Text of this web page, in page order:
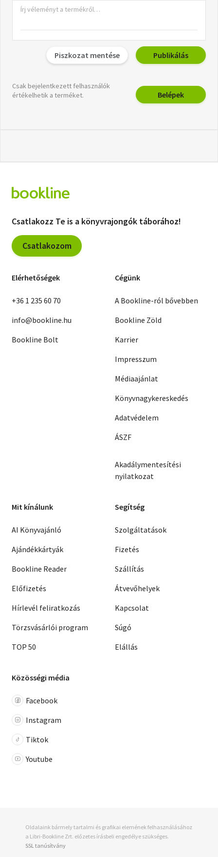
Piszkozat mentése Publikálás
Csak bejelentkezett felhasználók
értékelhetik a terméket.
Belépek
Csatlakozz Te is a könyvrajongók táborához!
Csatlakozom
Elérhetőségek
+36 1 235 60 70
info@bookline.hu
Bookline Bolt
Cégünk
A Bookline-ról bővebben
Bookline Zöld
Karrier
Impresszum
Médiaajánlat
Könyvnagykereskedés
Adatvédelem
ÁSZF
Akadálymentesítési
nyilatkozat
Mit kínálunk
AI Könyvajánló
Ajándékkártyák
Bookline Reader
Előfizetés
Hírlevél feliratkozás
Törzsvásárlói program
TOP 50
Segítség
Szolgáltatások
Fizetés
Szállítás
Átvevőhelyek
Kapcsolat
Súgó
Elállás
Közösségi média
Facebook
Instagram
Tiktok
Youtube
Oldalaink bármely tartalmi és grafikai elemének felhasználásához
a Libri-Bookline Zrt. előzetes írásbeli engedélye szükséges.
SSL tanúsítvány